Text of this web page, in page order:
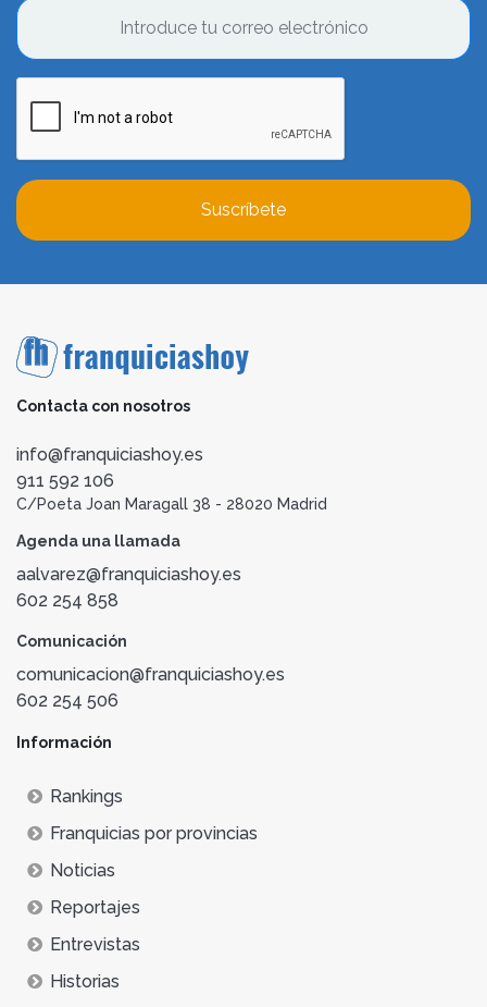
Suscríbete
Contacta con nosotros
info@franquiciashoy.es
911 592 106
C/Poeta Joan Maragall 38 - 28020 Madrid
Agenda una llamada
aalvarez@franquiciashoy.es
602 254 858
Comunicación
comunicacion@franquiciashoy.es
602 254 506
Información
Rankings
Franquicias por provincias
Noticias
Reportajes
Entrevistas
Historias